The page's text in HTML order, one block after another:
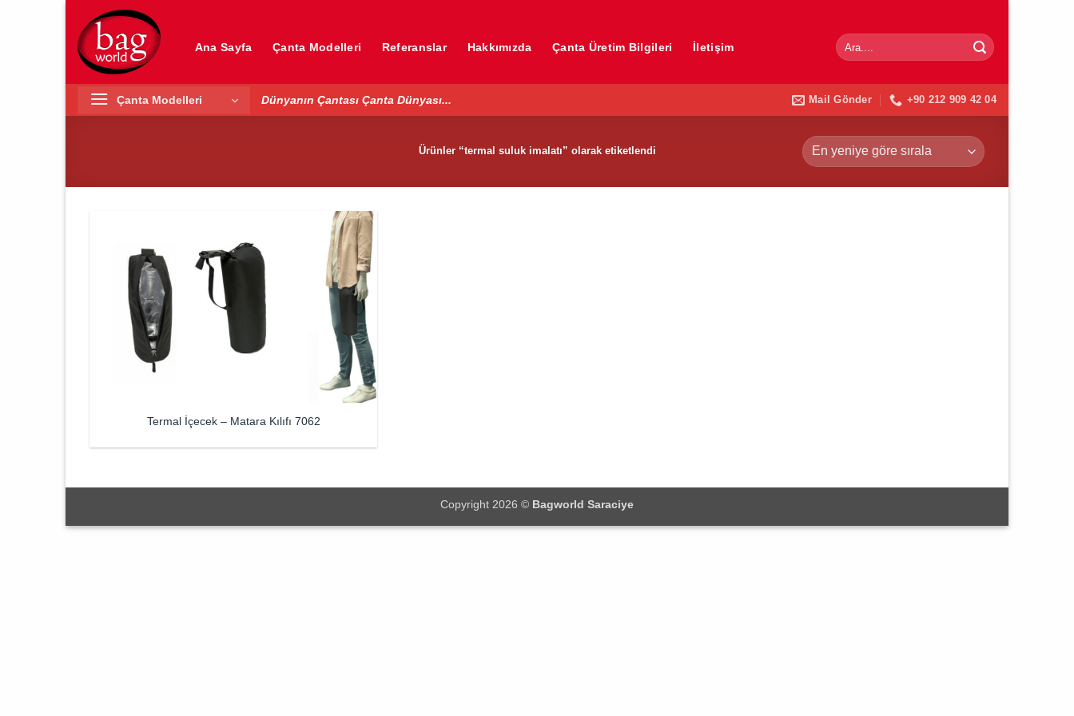
atla
Ana Sayfa Çanta Modelleri Referanslar Hakkımızda Çanta Üretim Bilgileri İletişim
Ara:
Çanta Modelleri Dünyanın Çantası Çanta Dünyası... Mail Gönder +90 212 909 42 04
Ürünler “termal suluk imalatı” olarak etiketlendi
Termal İçecek – Matara Kılıfı 7062
Copyright 2026 © Bagworld Saraciye